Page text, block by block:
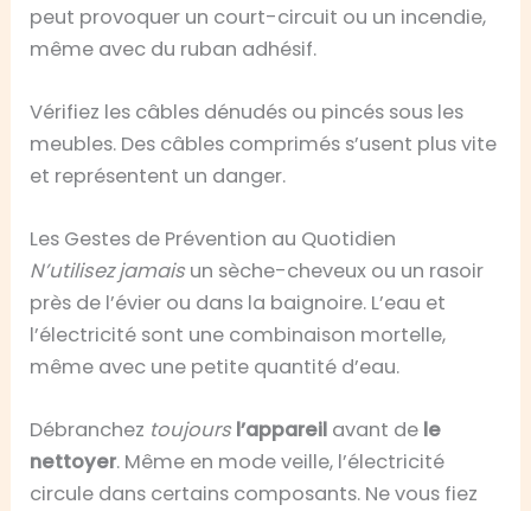
peut provoquer un court-circuit ou un incendie,
même avec du ruban adhésif.
Vérifiez les câbles dénudés ou pincés sous les
meubles. Des câbles comprimés s’usent plus vite
et représentent un danger.
Les Gestes de Prévention au Quotidien
N’utilisez jamais un sèche-cheveux ou un rasoir
près de l’évier ou dans la baignoire. L’eau et
l’électricité sont une combinaison mortelle,
même avec une petite quantité d’eau.
Débranchez toujours l’appareil avant de le
nettoyer. Même en mode veille, l’électricité
circule dans certains composants. Ne vous fiez